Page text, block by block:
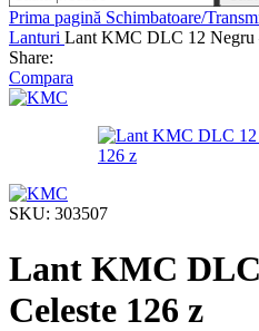
Prima pagină Schimbatoare/
Lanturi Lant KMC DLC 12 Negru
Share:
Compara
SKU: 303507
Lant KMC
Celeste 126 z